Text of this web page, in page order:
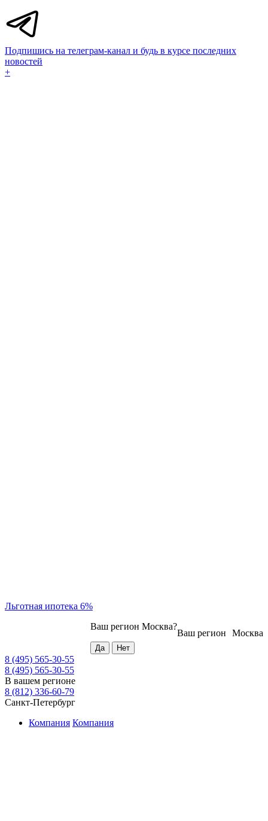
Подпишись на телеграм-канал и будь в курсе последних
новостей
+
Льготная ипотека 6%
Москва
Ваш регион
Ваш регион Москва?
8 (495) 565-30-55
8 (495) 565-30-55
В вашем регионе
8 (812) 336-60-79
Санкт-Петербург
Компания Компания